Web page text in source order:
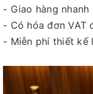
- Giao hàng
- Có hóa đơn VAT
- Miễn phí thiết kế